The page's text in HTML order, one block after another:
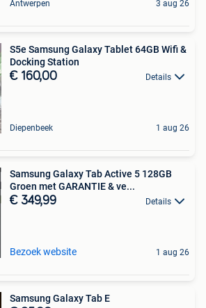
Antwerpen 3 aug 26
S5e Samsung Galaxy Tablet 64GB Wifi &
Docking Station
€ 160,00 Details
Diepenbeek 1 aug 26
Samsung Galaxy Tab Active 5 128GB
Groen met GARANTIE & ve...
€ 349,99 Details
Bezoek website 1 aug 26
Samsung Galaxy Tab E